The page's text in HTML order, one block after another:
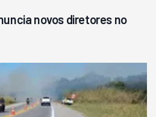
novos diretores no